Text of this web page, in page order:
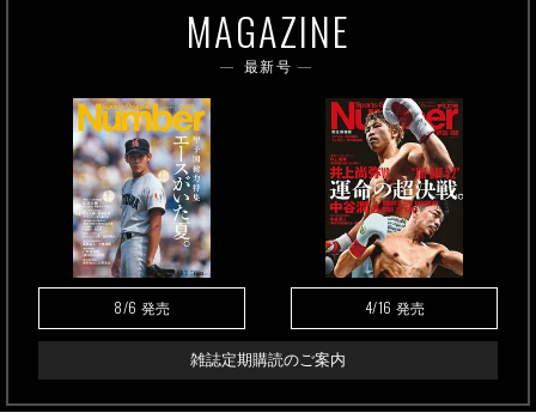
MAGAZINE
最新号
8/6 発売 4/16 発売
雑誌定期購読のご案内